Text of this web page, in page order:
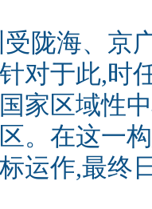
海、京
对于此,时
家区域性
。在这一
运作,最终